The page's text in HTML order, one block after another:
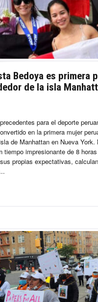
Bedoya es primera
de la isla
para el deporte
en la primera mujer
de Manhattan en Nueva York.
tiempo impresionante de 8
propias expectativas,